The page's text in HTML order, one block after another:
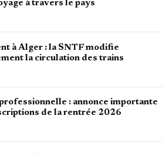
à travers le pays
à Alger : la SNTF modifie
la circulation des trains
: annonce importante
de la rentrée 2026